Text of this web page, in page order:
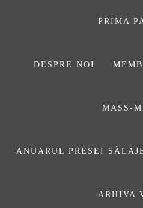
PRIMA
DESPRE NOI
MASS-
ANUARUL PRESEI
ARHIVA
DIN